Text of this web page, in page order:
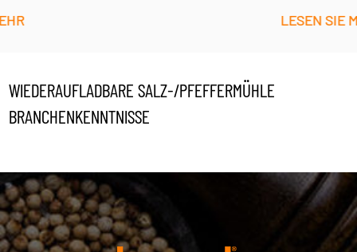
WIEDERAUFLADBARE SALZ-/PFEFFERMÜHLE
BRANCHENKENNTNISSE